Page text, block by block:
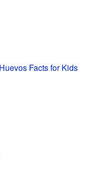
Facts for Kids